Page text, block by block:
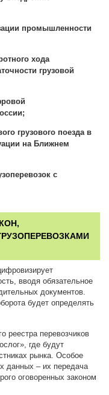
промышленности
хода
грузовой
грузового поезда в
на Ближнем
с
вводя обязательное
документов.
будет определять
реестра перевозчиков
где будут
рынка. Особое
данных – их передача
оговоренных законом